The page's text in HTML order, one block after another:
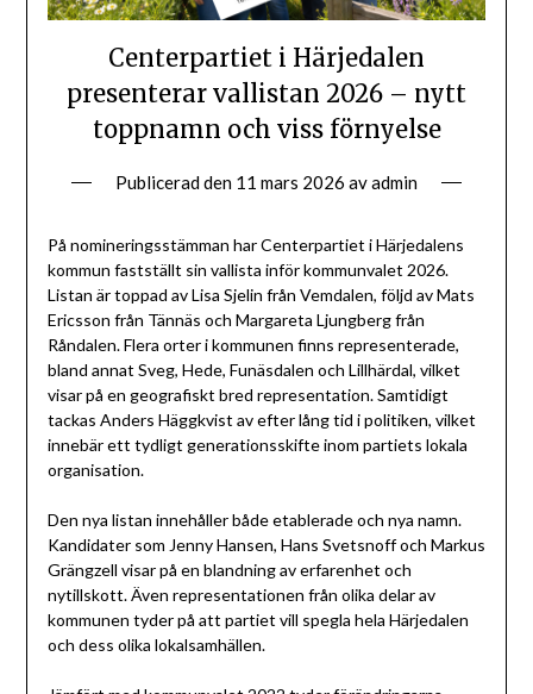
Centerpartiet i Härjedalen
presenterar vallistan 2026 – nytt
toppnamn och viss förnyelse
Publicerad den 11 mars 2026 avadmin
På nomineringsstämman har Centerpartiet i Härjedalens
kommun fastställt sin vallista inför kommunvalet 2026.
Listan är toppad av Lisa Sjelin från Vemdalen, följd av Mats
Ericsson från Tännäs och Margareta Ljungberg från
Råndalen. Flera orter i kommunen finns representerade,
bland annat Sveg, Hede, Funäsdalen och Lillhärdal, vilket
visar på en geografiskt bred representation. Samtidigt
tackas Anders Häggkvist av efter lång tid i politiken, vilket
innebär ett tydligt generationsskifte inom partiets lokala
organisation.
Den nya listan innehåller både etablerade och nya namn.
Kandidater som Jenny Hansen, Hans Svetsnoff och Markus
Grängzell visar på en blandning av erfarenhet och
nytillskott. Även representationen från olika delar av
kommunen tyder på att partiet vill spegla hela Härjedalen
och dess olika lokalsamhällen.